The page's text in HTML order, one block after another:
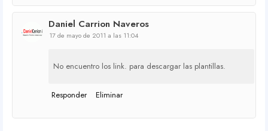
Daniel Carrion Naveros
17 de mayo de 2011 a las 11:04
No encuentro los link. para descargar las plantillas.
Responder Eliminar